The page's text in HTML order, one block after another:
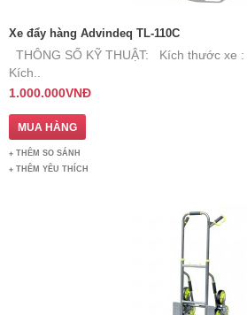
Xe đẩy hàng Advindeq TL-110C
THÔNG SỐ KỸ THUẬT: Kích thước xe
Kích..
1.000.000VNĐ
THÊM SO SÁNH
THÊM YÊU THÍCH